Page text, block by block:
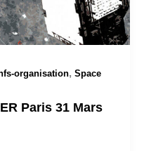
organisation, Space
Paris 31 Mars